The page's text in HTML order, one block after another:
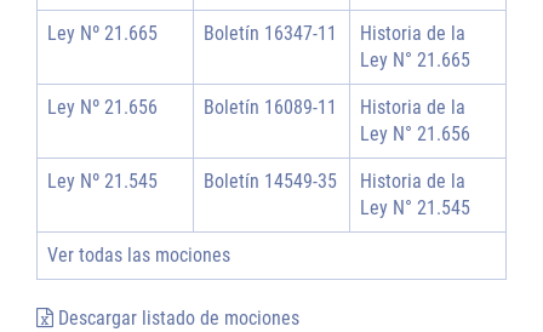
Ley Nº 21.665 Boletín 16347-11
Historia de la
Ley N° 21.665
Ley Nº 21.656 Boletín 16089-11
Historia de la
Ley N° 21.656
Ley Nº 21.545 Boletín 14549-35
Historia de la
Ley N° 21.545
Ver todas las mociones
Descargar listado de mociones